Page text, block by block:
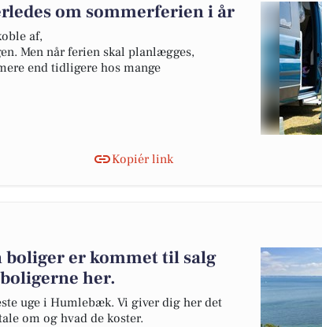
om sommerferien i år
af,
Men når ferien skal planlægges,
end tidligere hos mange
Kopiér link
boliger er kommet til salg
her.
uge i Humlebæk. Vi giver dig her det
om og hvad de koster.